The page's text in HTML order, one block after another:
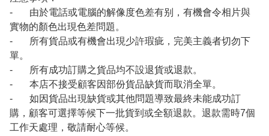
- 由於電話或電腦的解像度色差有别，有機會令相片與
實物的顏色出現色差問題。
- 所有貨品或有機會出現少許瑕疵，完美主義者切勿下
單。
- 所有成功訂購之貨品均不設退貨或退款。
- 本店不接受顧客因部份貨品缺貨而取消全單。
- 如因貨品出現缺貨或其他問題導致最終未能成功訂
購，顧客可選擇等候下一批貨到或全額退款。退款需時7個
工作天處理，敬請耐心等候。